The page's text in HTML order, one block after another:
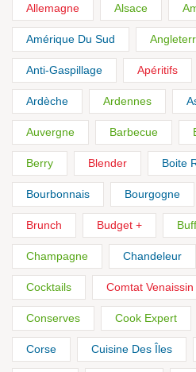
Allemagne Alsace
Amérique Du Sud
Anti-Gaspillage Apéritifs
Ardèche Ardennes
Auvergne Barbecue
Berry Blender Boite
Bourbonnais Bourgogne
Brunch Budget +
Champagne Chandeleur
Cocktails Comtat Venaissin
Conserves Cook Expert
Corse Cuisine Des Îles